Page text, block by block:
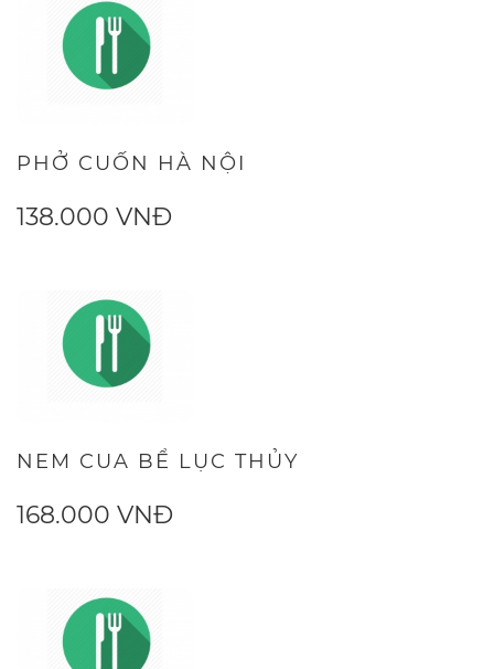
PHỞ CUỐN HÀ NỘI
138.000 VNĐ
NEM CUA BỂ LỤC THỦY
168.000 VNĐ